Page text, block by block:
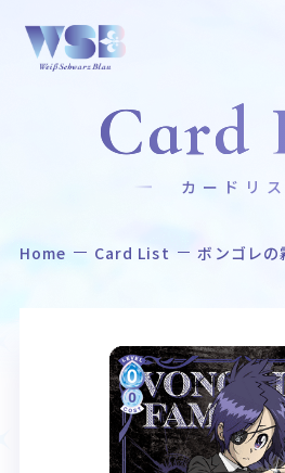
Home
作品タイトル
Event
イベント
Card
カードリス
Home Card List ボンゴレの